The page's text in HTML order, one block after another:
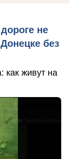
не
без
как живут на